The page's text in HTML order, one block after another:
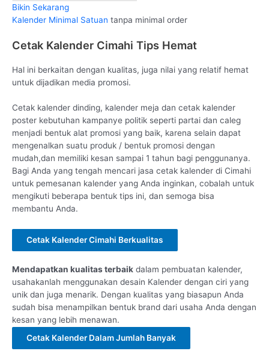
Bikin Sekarang
Kalender Minimal Satuan tanpa minimal order
Cetak Kalender Cimahi Tips Hemat
Hal ini berkaitan dengan kualitas, juga nilai yang relatif hemat
untuk dijadikan media promosi.
Cetak kalender dinding, kalender meja dan cetak kalender
poster kebutuhan kampanye politik seperti partai dan caleg
menjadi bentuk alat promosi yang baik, karena selain dapat
mengenalkan suatu produk / bentuk promosi dengan
mudah,dan memiliki kesan sampai 1 tahun bagi penggunanya.
Bagi Anda yang tengah mencari jasa cetak kalender di Cimahi
untuk pemesanan kalender yang Anda inginkan, cobalah untuk
mengikuti beberapa bentuk tips ini, dan semoga bisa
membantu Anda.
Cetak Kalender Cimahi Berkualitas
Mendapatkan kualitas terbaik dalam pembuatan kalender,
usahakanlah menggunakan desain Kalender dengan ciri yang
unik dan juga menarik. Dengan kualitas yang biasapun Anda
sudah bisa menampilkan bentuk brand dari usaha Anda dengan
kesan yang lebih menawan.
Cetak Kalender Dalam Jumlah Banyak